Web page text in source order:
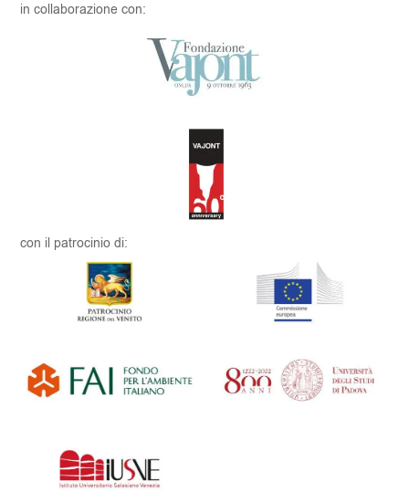
in collaborazione con:
con il patrocinio di: